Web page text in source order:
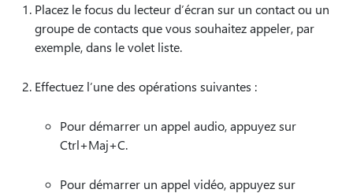
Placez le focus du lecteur d’écran sur un contact ou un
groupe de contacts que vous souhaitez appeler, par
exemple, dans le volet liste.
Effectuez l’une des opérations suivantes :
Pour démarrer un appel audio, appuyez sur
Ctrl+Maj+C.
Pour démarrer un appel vidéo, appuyez sur